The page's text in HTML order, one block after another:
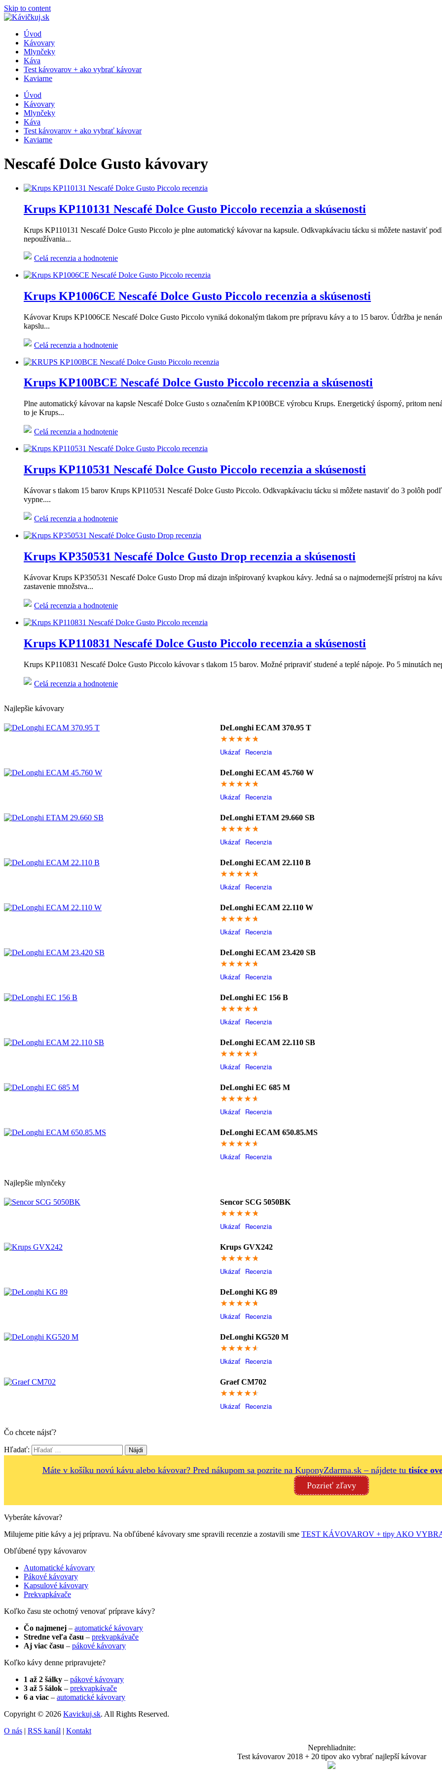
Skip to content
Úvod
Kávovary
Mlynčeky
Káva
Test kávovarov + ako vybrať kávovar
Kaviarne
Úvod
Kávovary
Mlynčeky
Káva
Test kávovarov + ako vybrať kávovar
Kaviarne
Nescafé Dolce Gusto kávovary
Krups KP110131 Nescafé Dolce Gusto Piccolo recenzia a skúsenosti
Krups KP110131 Nescafé Dolce Gusto Piccolo je plne automatický kávovar na kapsule. Odkvapkávaciu tácku si môžete nastaviť
nepoužívania...
Celá recenzia a hodnotenie
Krups KP1006CE Nescafé Dolce Gusto Piccolo recenzia a skúsenosti
Kávovar Krups KP1006CE Nescafé Dolce Gusto Piccolo vyniká dokonalým tlakom pre prípravu kávy a to 15 barov. Údržba je
kapslu...
Celá recenzia a hodnotenie
Krups KP100BCE Nescafé Dolce Gusto Piccolo recenzia a skúsenosti
Plne automatický kávovar na kapsle Nescafé Dolce Gusto s označením KP100BCE výrobcu Krups. Energetický úsporný, pritom
to je Krups...
Celá recenzia a hodnotenie
Krups KP110531 Nescafé Dolce Gusto Piccolo recenzia a skúsenosti
Kávovar s tlakom 15 barov Krups KP110531 Nescafé Dolce Gusto Piccolo. Odkvapkávaciu tácku si môžete nastaviť do 3 polôh
vypne....
Celá recenzia a hodnotenie
Krups KP350531 Nescafé Dolce Gusto Drop recenzia a skúsenosti
Kávovar Krups KP350531 Nescafé Dolce Gusto Drop má dizajn inšpirovaný kvapkou kávy. Jedná sa o najmodernejší prístroj na
zastavenie množstva...
Celá recenzia a hodnotenie
Krups KP110831 Nescafé Dolce Gusto Piccolo recenzia a skúsenosti
Krups KP110831 Nescafé Dolce Gusto Piccolo kávovar s tlakom 15 barov. Možné pripraviť studené a teplé nápoje. Po 5 minutách
Celá recenzia a hodnotenie
Najlepšie kávovary
DeLonghi ECAM 370.95 T
94.8
Ukázať Recenzia
DeLonghi ECAM 45.760 W
94.6
Ukázať Recenzia
DeLonghi ETAM 29.660 SB
94.4
Ukázať Recenzia
DeLonghi ECAM 22.110 B
94.2
Ukázať Recenzia
DeLonghi ECAM 22.110 W
94
Ukázať Recenzia
DeLonghi ECAM 23.420 SB
93.8
Ukázať Recenzia
DeLonghi EC 156 B
93.2
Ukázať Recenzia
DeLonghi ECAM 22.110 SB
92.6
Ukázať Recenzia
DeLonghi EC 685 M
92.4
Ukázať Recenzia
DeLonghi ECAM 650.85.MS
92.4
Ukázať Recenzia
Najlepšie mlynčeky
Sencor SCG 5050BK
95
Ukázať Recenzia
Krups GVX242
94.6
Ukázať Recenzia
DeLonghi KG 89
93.2
Ukázať Recenzia
DeLonghi KG520 M
91.4
Ukázať Recenzia
Graef CM702
91.4
Ukázať Recenzia
Čo chcete nájsť?
Hľadať:
Máte v košíku novú kávu alebo kávovar? Pred nákupom sa pozrite na KuponyZdarma.sk – nájdete tu tisíce
Pozrieť zľavy
Vyberáte kávovar?
Milujeme pitie kávy a jej prípravu. Na obľúbené kávovary sme spravili recenzie a zostavili sme TEST KÁVOVAROV + tipy AKO
Obľúbené typy kávovarov
Automatické kávovary
Pákové kávovary
Kapsulové kávovary
Prekvapkávače
Koľko času ste ochotný venovať príprave kávy?
Čo najmenej – automatické kávovary
Stredne veľa času – prekvapkávače
Aj viac času – pákové kávovary
Koľko kávy denne pripravujete?
1 až 2 šálky – pákové kávovary
3 až 5 šálok – prekvapkávače
6 a viac – automatické kávovary
Copyright © 2026 Kavickuj.sk. All Rights Reserved.
O nás | RSS kanál | Kontakt
Neprehliadnite:
Test kávovarov 2018 + 20 tipov ako vybrať najlepší kávovar